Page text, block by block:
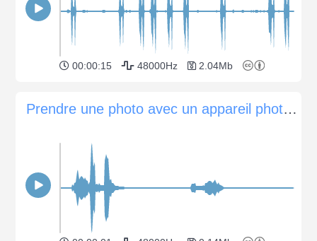
00:00:15 48000Hz 2.04Mb
Prendre une photo avec un appareil photo argentique